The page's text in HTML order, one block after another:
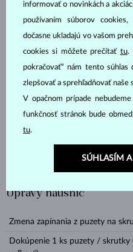
Skrátenie zlatej retiazky /
zakúpenia
Skrátenie zlatej retiazky /
dní od zakúpenia
Prevlečenie perlového /
Prevlečenie perlového /
Výmena poškodenej retiazky
Výmena alebo oprava
Výmena zapínania (krúžkového
Úpravy náušníc
Zmena zapínania z puzety na
Dokúpenie 1 ks puzety / skrutky
informovať o novinkách a
používaním súborov
dočasne ukladajú vo vašom
cookies si môžete prečítať tu.
pokračovať“ nám tento súhlas
zlepšovať a sprehľadňovať naše
V opačnom prípade
funkčnosť stránok bude
tu.
SÚHLASÍM